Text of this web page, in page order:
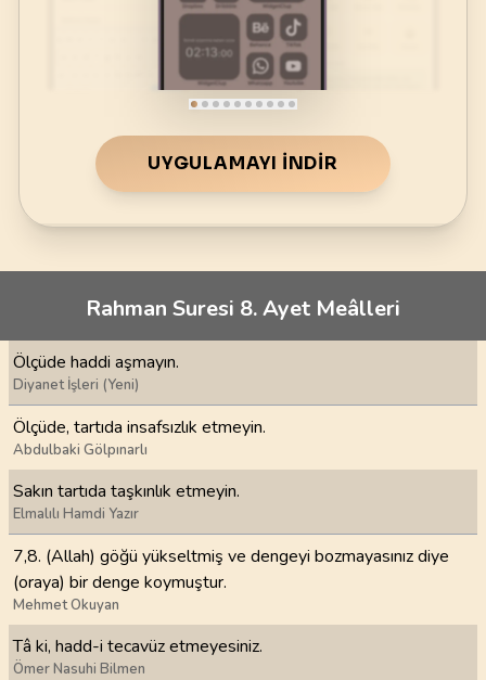
UYGULAMAYI İNDIR
Rahman Suresi 8. Ayet Meâlleri
Ölçüde haddi aşmayın.
Diyanet İşleri (Yeni)
Ölçüde, tartıda insafsızlık etmeyin.
Abdulbaki Gölpınarlı
Sakın tartıda taşkınlık etmeyin.
Elmalılı Hamdi Yazır
7,8. (Allah) göğü yükseltmiş ve dengeyi bozmayasınız diye
(oraya) bir denge koymuştur.
Mehmet Okuyan
Tâ ki, hadd-i tecavüz etmeyesiniz.
Ömer Nasuhi Bilmen